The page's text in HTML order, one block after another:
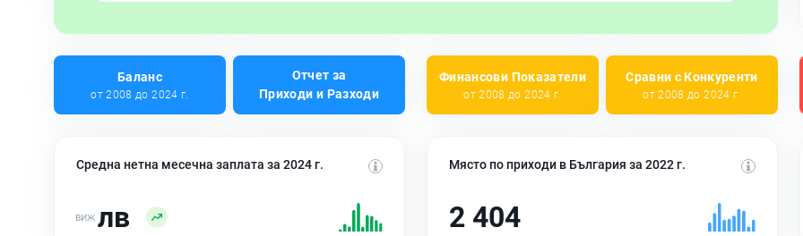
Баланс
от 2008 до 2024 г.
Отчет за
Приходи и Разходи
Финансови Показатели
от 2008 до 2024 г.
Сравни с Конкуренти
от 2008 до 2024 г.
Средна нетна месечна заплата за 2024 г.
лв
Място по приходи в България за 2022 г.
2 404